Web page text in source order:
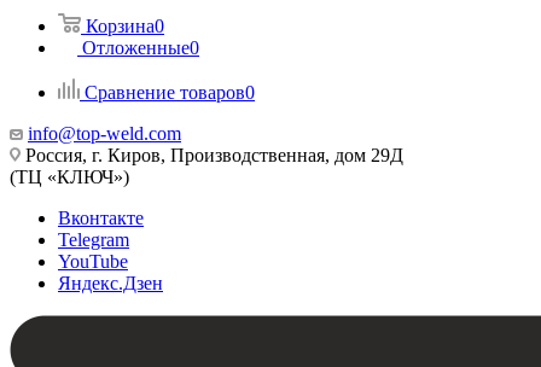
Корзина0
Отложенные0
Сравнение товаров0
info@top-weld.com
Россия, г. Киров, Производственная, дом 29Д
(ТЦ «КЛЮЧ»)
Вконтакте
Telegram
YouTube
Яндекс.Дзен